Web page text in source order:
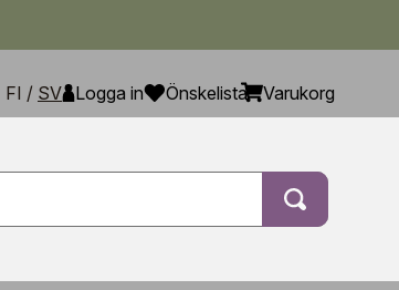
FI / SV Logga in Önskelista Varukorg